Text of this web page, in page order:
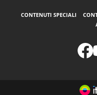
CONTENUTI SPECIALI